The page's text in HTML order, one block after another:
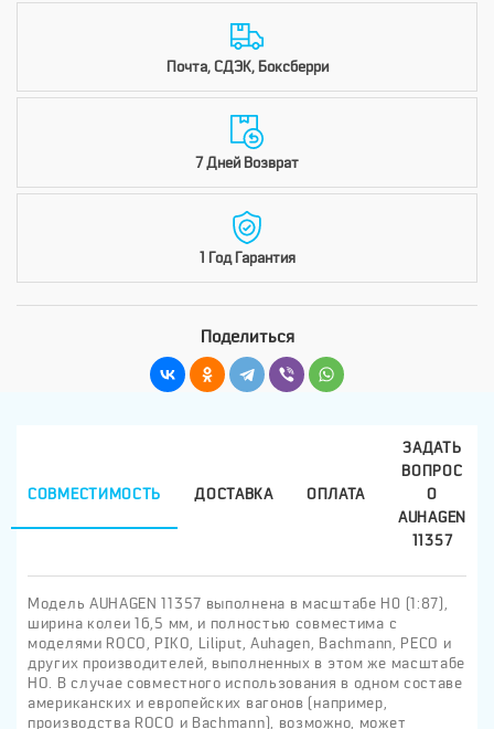
Почта, СДЭК, Боксберри
7 Дней Возврат
1 Год Гарантия
Поделиться
СОВМЕСТИМОСТЬ ДОСТАВКА ОПЛАТА
ЗАДАТЬ
ВОПРОС
О
AUHAGEN
11357
Модель AUHAGEN 11357 выполнена в масштабе H0 (1:87),
ширина колеи 16,5 мм, и полностью совместима с
моделями ROCO, PIKO, Liliput, Auhagen, Bachmann, PECO и
других производителей, выполненных в этом же масштабе
HO. В случае совместного использования в одном составе
американских и европейских вагонов (например,
производства ROCO и Bachmann), возможно, может